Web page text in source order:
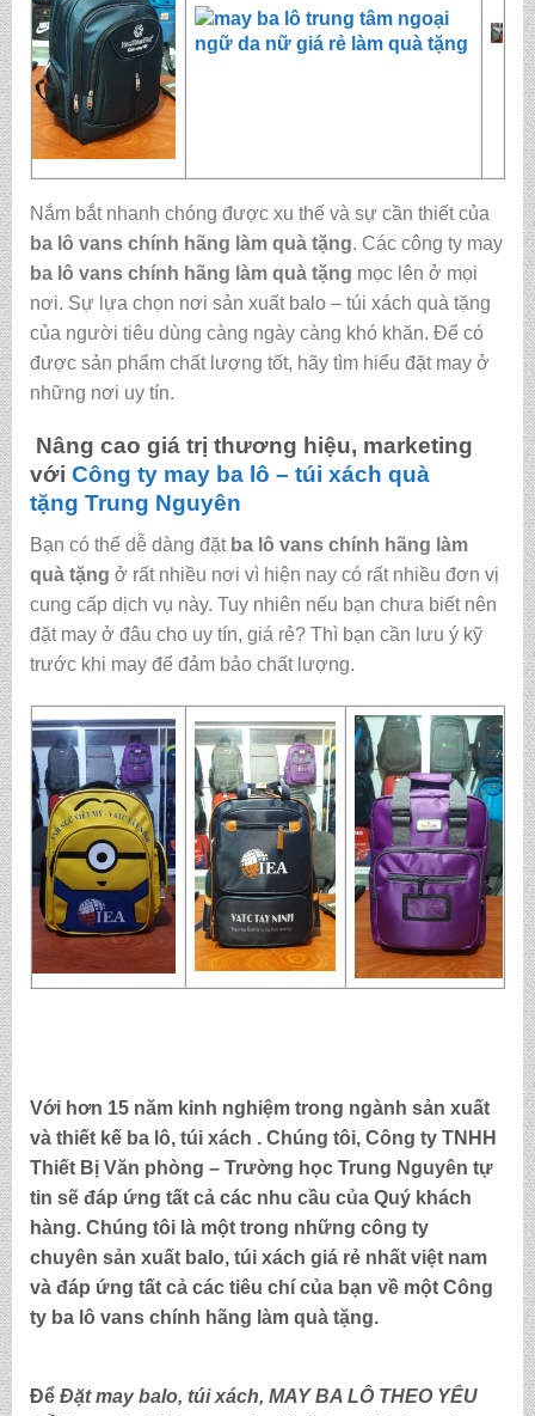
Nắm bắt nhanh chóng được xu thế và sự cần thiết của
ba lô vans chính hãng làm quà tặng. Các công ty may
ba lô vans chính hãng làm quà tặng mọc lên ở mọi
nơi. Sự lựa chọn nơi sản xuất balo – túi xách quà tặng
của người tiêu dùng càng ngày càng khó khăn. Để có
được sản phẩm chất lượng tốt, hãy tìm hiểu đặt may ở
những nơi uy tín.
Nâng cao giá trị thương hiệu, marketing
với Công ty may ba lô – túi xách quà
tặng Trung Nguyên
Bạn có thể dễ dàng đặt ba lô vans chính hãng làm
quà tặng ở rất nhiều nơi vì hiện nay có rất nhiều đơn vị
cung cấp dịch vụ này. Tuy nhiên nếu bạn chưa biết nên
đặt may ở đâu cho uy tín, giá rẻ? Thì bạn cần lưu ý kỹ
trước khi may để đảm bảo chất lượng.
Với hơn 15 năm kinh nghiệm trong ngành sản xuất
và thiết kế ba lô, túi xách . Chúng tôi, Công ty TNHH
Thiết Bị Văn phòng – Trường học Trung Nguyên tự
tin sẽ đáp ứng tất cả các nhu cầu của Quý khách
hàng. Chúng tôi là một trong những công ty
chuyên sản xuất balo, túi xách giá rẻ nhất việt nam
và đáp ứng tất cả các tiêu chí của bạn về một Công
ty ba lô vans chính hãng làm quà tặng.
Để Đặt may balo, túi xách, MAY BA LÔ THEO YÊU